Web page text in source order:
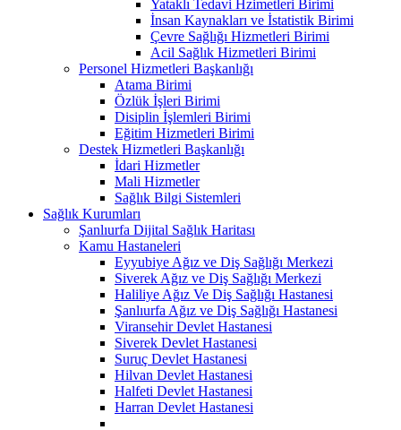
Yataklı Tedavi Hzimetleri Birimi
İnsan Kaynakları ve İstatistik Birimi
Çevre Sağlığı Hizmetleri Birimi
Acil Sağlık Hizmetleri Birimi
Personel Hizmetleri Başkanlığı
Atama Birimi
Özlük İşleri Birimi
Disiplin İşlemleri Birimi
Eğitim Hizmetleri Birimi
Destek Hizmetleri Başkanlığı
İdari Hizmetler
Mali Hizmetler
Sağlık Bilgi Sistemleri
Sağlık Kurumları
Şanlıurfa Dijital Sağlık Haritası
Kamu Hastaneleri
Eyyubiye Ağız ve Diş Sağlığı Merkezi
Siverek Ağız ve Diş Sağlığı Merkezi
Haliliye Ağız Ve Diş Sağlığı Hastanesi
Şanlıurfa Ağız ve Diş Sağlığı Hastanesi
Viransehir Devlet Hastanesi
Siverek Devlet Hastanesi
Suruç Devlet Hastanesi
Hilvan Devlet Hastanesi
Halfeti Devlet Hastanesi
Harran Devlet Hastanesi